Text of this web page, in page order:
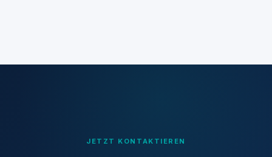
JETZT KONTAKTIEREN